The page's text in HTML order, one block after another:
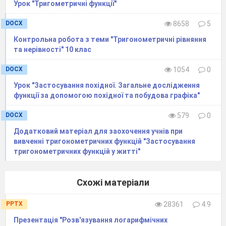
функцій при заданих значеннях аргументу і
значення аргументу, за яких функція набуває
даного значення;
встановлювати
за графіком
функції її основні властивості; виконувати
функції, задані аналітично,
використовувати одержані
результати для побудови графіків функцій.
РІВЕНЬ СТАНДАРТ
годин навчального матеріалу.
При вивченні цієї теми розглядаються такі
питання: синус, косинус, тангенс, котангенс кута;
радіанне вимірювання кутів; тригонометричні
Урок "Тригометричні функції"
DOCX 8658
5
Контрольна робота з теми "Тригонометричні рівняння
та нерівності" 10 клас
DOCX 1054
0
Урок "Застосування похідної. Загальне дослідження
функції за допомогою похідної та побудова графіка"
DOCX 579
0
Додатковий матеріал для заохочення учнів при
вивченні тригонометричних функцій "Застосування
тригонометричних функцій у житті"
Схожі матеріали
PPTX 28361
4.9
Презентація "Розв'язування логарифмічних